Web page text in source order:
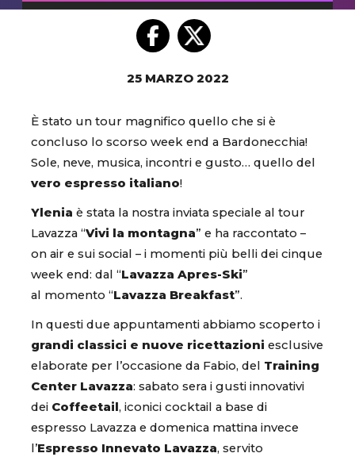
25 MARZO 2022
È stato un tour magnifico quello che si è
concluso lo scorso week end a Bardonecchia!
Sole, neve, musica, incontri e gusto… quello del
vero espresso italiano!
Ylenia è stata la nostra inviata speciale al tour
Lavazza “Vivi la montagna” e ha raccontato –
on air e sui social – i momenti più belli dei cinque
week end: dal “Lavazza Apres-Ski”
al momento “Lavazza Breakfast”.
In questi due appuntamenti abbiamo scoperto i
grandi classici e nuove ricettazioni esclusive
elaborate per l’occasione da Fabio, del Training
Center Lavazza: sabato sera i gusti innovativi
dei Coffeetail, iconici cocktail a base di
espresso Lavazza e domenica mattina invece
l’Espresso Innevato Lavazza, servito